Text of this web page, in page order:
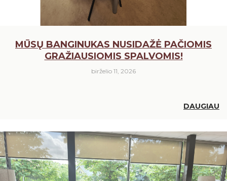
MŪSŲ BANGINUKAS NUSIDAŽĖ PAČIOMIS
GRAŽIAUSIOMIS SPALVOMIS!
birželio 11, 2026
DAUGIAU